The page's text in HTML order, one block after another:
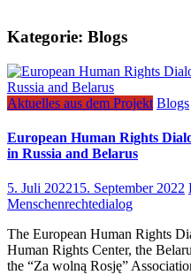
Kategorie: Blogs
Aktuelles aus dem Projekt Blogs
European Human Rights
in Russia and Belarus
5. Juli 202215. September 2022
Menschenrechtedialog
The European Human Rights
Human Rights Center, the
the “Za wolną Rosję”